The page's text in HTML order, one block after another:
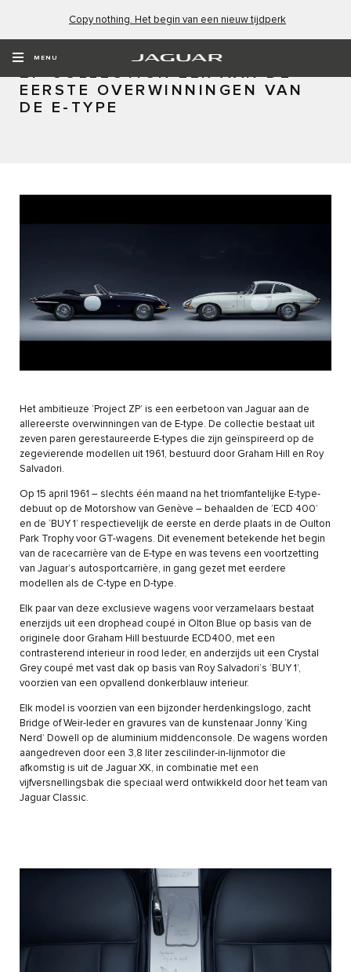
Copy nothing. Het begin van een nieuw tijdperk
MENU
JAGUAR CLASSIC BETUIGT MET
DE E-TYPE
ZP COLLECTION EER AAN DE
EERSTE OVERWINNINGEN VAN
DE E-TYPE
Het ambitieuze ‘Project ZP’ is een eerbetoon van Jaguar aan de
allereerste overwinningen van de E-type. De collectie bestaat uit
zeven paren gerestaureerde E-types die zijn geïnspireerd op de
zegevierende modellen uit 1961, bestuurd door Graham Hill en Roy
Salvadori.
Op 15 april 1961 – slechts één maand na het triomfantelijke E-type-
debuut op de Motorshow van Genève – behaalden de ‘ECD 400’
en de ‘BUY 1’ respectievelijk de eerste en derde plaats in de Oulton
Park Trophy voor GT-wagens. Dit evenement betekende het begin
van de racecarrière van de E-type en was tevens een voortzetting
van Jaguar’s autosportcarrière, in gang gezet met eerdere
modellen als de C-type en D-type.
Elk paar van deze exclusieve wagens voor verzamelaars bestaat
enerzijds uit een drophead coupé in Olton Blue op basis van de
originele door Graham Hill bestuurde ECD400, met een
contrasterend interieur in rood leder, en anderzijds uit een Crystal
Grey coupé met vast dak op basis van Roy Salvadori’s ‘BUY 1’,
voorzien van een opvallend donkerblauw interieur.
Elk model is voorzien van een bijzonder herdenkingslogo, zacht
Bridge of Weir-leder en gravures van de kunstenaar Jonny ‘King
Nerd’ Dowell op de aluminium middenconsole. De wagens worden
aangedreven door een 3,8 liter zescilinder-in-lijnmotor die
afkomstig is uit de Jaguar XK, in combinatie met een
vijfversnellingsbak die speciaal werd ontwikkeld door het team van
Jaguar Classic.